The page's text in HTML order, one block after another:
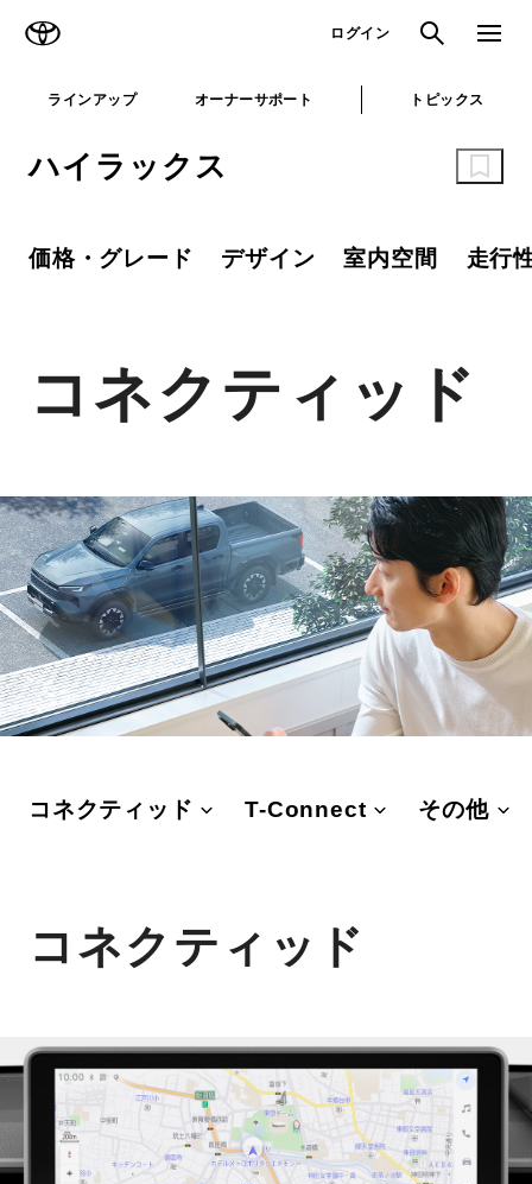
ログイン 検索 メニュ
ラインアップ オーナーサポート トピックス
ハイラックス
価格・グレード デザイン 室内空間 走行
コネクティッド
コネクティッド T-Connect その他
コネクティッド